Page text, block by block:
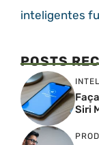
inteligentes
POSTS
Siri